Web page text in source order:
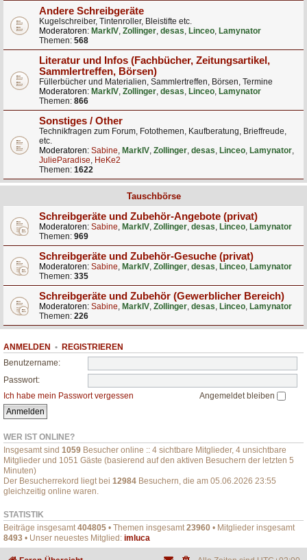
Andere Schreibgeräte
Kugelschreiber, Tintenroller, Bleistifte etc.
Moderatoren: MarkIV, Zollinger, desas, Linceo, Lamynator
Themen: 568
Literatur und Infos (Fachbücher, Zeitungsartikel,
Sammlertreffen, Börsen)
Füllerbücher und Materialien, Sammlertreffen, Börsen, Termine
Moderatoren: MarkIV, Zollinger, desas, Linceo, Lamynator
Themen: 866
Sonstiges / Other
Technikfragen zum Forum, Fotothemen, Kaufberatung, Brieffreude,
etc.
Moderatoren: Sabine, MarkIV, Zollinger, desas, Linceo, Lamynator,
JulieParadise, HeKe2
Themen: 1622
Tauschbörse
Schreibgeräte und Zubehör-Angebote (privat)
Moderatoren: Sabine, MarkIV, Zollinger, desas, Linceo, Lamynator
Themen: 969
Schreibgeräte und Zubehör-Gesuche (privat)
Moderatoren: Sabine, MarkIV, Zollinger, desas, Linceo, Lamynator
Themen: 335
Schreibgeräte und Zubehör (Gewerblicher Bereich)
Moderatoren: Sabine, MarkIV, Zollinger, desas, Linceo, Lamynator
Themen: 226
ANMELDEN • REGISTRIEREN
Benutzername:
Passwort:
Ich habe mein Passwort vergessen
Angemeldet bleiben
WER IST ONLINE?
Insgesamt sind 1059 Besucher online :: 4 sichtbare Mitglieder, 4 unsichtbare
Mitglieder und 1051 Gäste (basierend auf den aktiven Besuchern der letzten 5
Minuten)
Der Besucherrekord liegt bei 12984 Besuchern, die am 05.06.2026 23:55
gleichzeitig online waren.
STATISTIK
Beiträge insgesamt404805 • Themen insgesamt23960 • Mitglieder insgesamt
8493 • Unser neuestes Mitglied: imluca